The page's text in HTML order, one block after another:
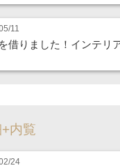
11
借りました！インテリ
内覧
24